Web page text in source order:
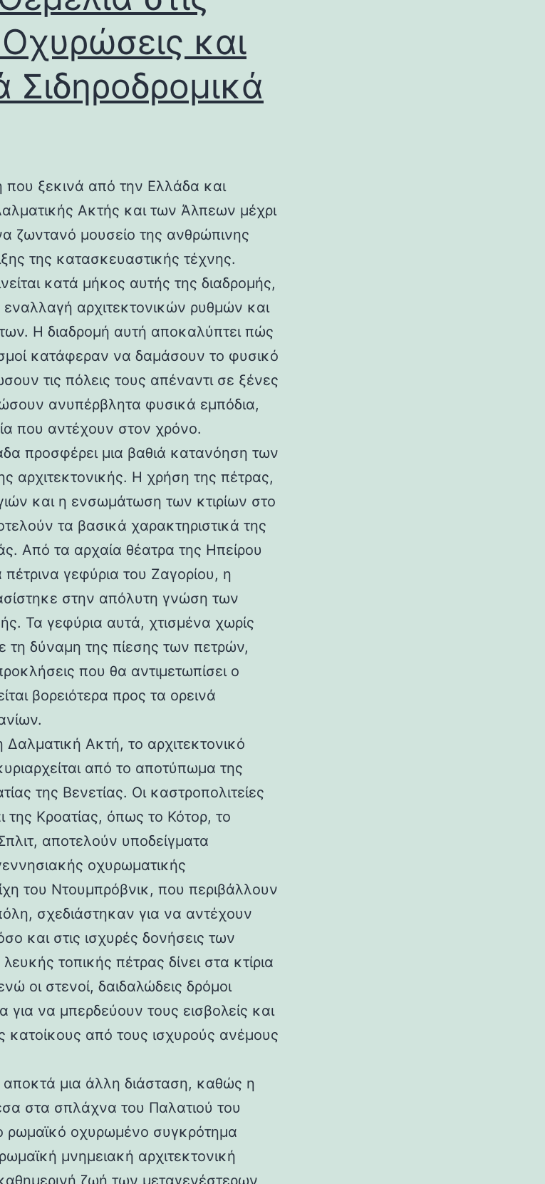
και
Σιδηροδρομικά
ξεκινά από την Ελλάδα και
Ακτής και των Άλπεων μέχρι
ζωντανό μουσείο της ανθρώπινης
της κατασκευαστικής τέχνης.
κατά μήκος αυτής της διαδρομής,
αρχιτεκτονικών ρυθμών και
Η διαδρομή αυτή αποκαλύπτει πώς
κατάφεραν να δαμάσουν το φυσικό
τις πόλεις τους απέναντι σε ξένες
ανυπέρβλητα φυσικά εμπόδια,
που αντέχουν στον χρόνο.
προσφέρει μια βαθιά κατανόηση των
αρχιτεκτονικής. Η χρήση της πέτρας,
και η ενσωμάτωση των κτιρίων στο
τα βασικά χαρακτηριστικά της
Από τα αρχαία θέατρα της Ηπείρου
γεφύρια του Ζαγορίου, η
στην απόλυτη γνώση των
Τα γεφύρια αυτά, χτισμένα χωρίς
τη δύναμη της πίεσης των πετρών,
που θα αντιμετωπίσει ο
βορειότερα προς τα ορεινά
Ακτή, το αρχιτεκτονικό
από το αποτύπωμα της
της Βενετίας. Οι καστροπολιτείες
της Κροατίας, όπως το Κότορ, το
αποτελούν υποδείγματα
οχυρωματικής
του Ντουμπρόβνικ, που περιβάλλουν
σχεδιάστηκαν για να αντέχουν
και στις ισχυρές δονήσεις των
τοπικής πέτρας δίνει στα κτίρια
οι στενοί, δαιδαλώδεις δρόμοι
για να μπερδεύουν τους εισβολείς και
κατοίκους από τους ισχυρούς ανέμους
αποκτά μια άλλη διάσταση, καθώς η
στα σπλάχνα του Παλατιού του
ρωμαϊκό οχυρωμένο συγκρότημα
μνημειακή αρχιτεκτονική
ζωή των μεταγενέστερων